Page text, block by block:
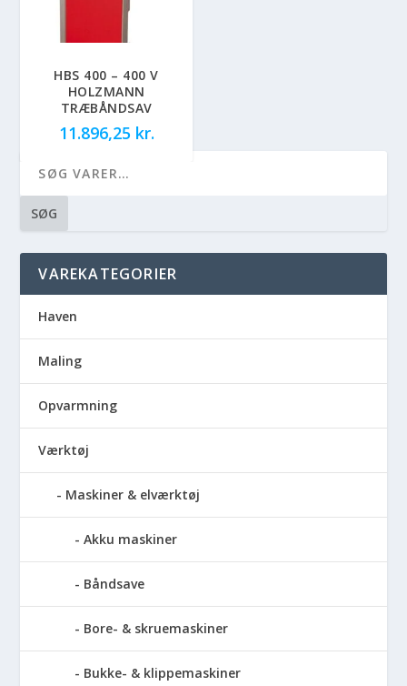
HBS 400 – 400 V
HOLZMANN
TRÆBÅNDSAV
11.896,25 kr.
SØG
VAREKATEGORIER
Haven
Maling
Opvarmning
Værktøj
Maskiner & elværktøj
Akku maskiner
Båndsave
Bore- & skruemaskiner
Bukke- & klippemaskiner